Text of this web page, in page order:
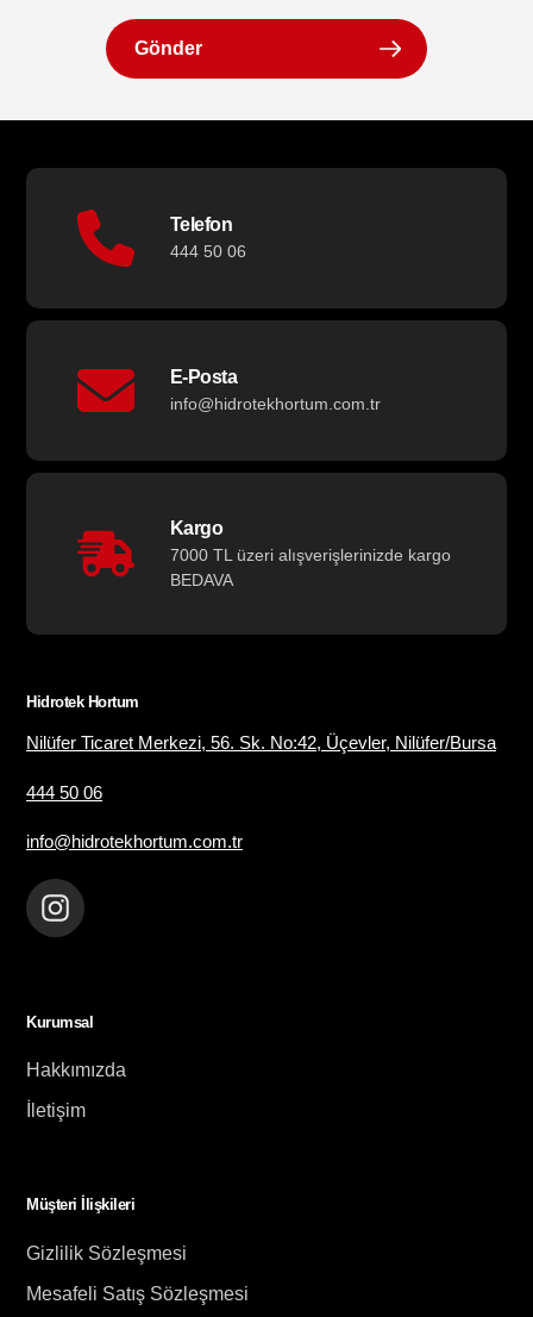
Gönder
Telefon
444 50 06
E-Posta
info@hidrotekhortum.com.tr
Kargo
7000 TL üzeri alışverişlerinizde kargo
BEDAVA
Hidrotek Hortum
Nilüfer Ticaret Merkezi, 56. Sk. No:42, Üçevler, Nilüfer/Bursa
444 50 06
info@hidrotekhortum.com.tr
Instagram
Kurumsal
Hakkımızda
İletişim
Müşteri İlişkileri
Gizlilik Sözleşmesi
Mesafeli Satış Sözleşmesi